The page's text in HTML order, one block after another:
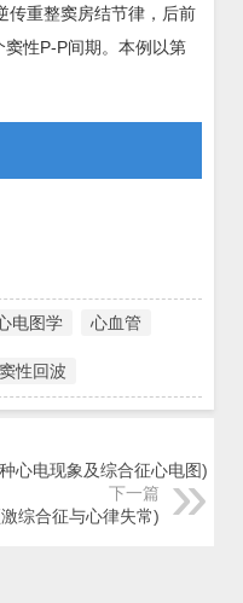
传重整窦房结节律，后前
性P-P间期。本例以第
电图学 心血管
窦性回波
心电现象及综合征心电图)
下一篇
综合征与心律失常)